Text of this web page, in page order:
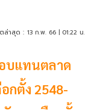
ล่าสุด : 13 ก.พ. 66 | 01:22 น.
บแทนตลาด
กตั้ง 2548-